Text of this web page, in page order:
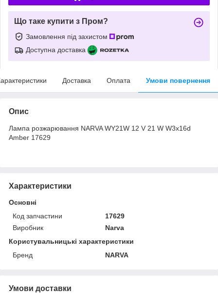
Що таке купити з Пром?
Замовлення під захистом
Доступна доставка
Доставка Оплата Умови повернення
Опис
Лампа розжарювання NARVA WY21W 12 V 21 W W3x16d
Amber 17629
Характеристики
Основні
Код запчастини
17629
Виробник
Narva
Користувальницькі характеристики
Бренд
NARVA
Умови доставки